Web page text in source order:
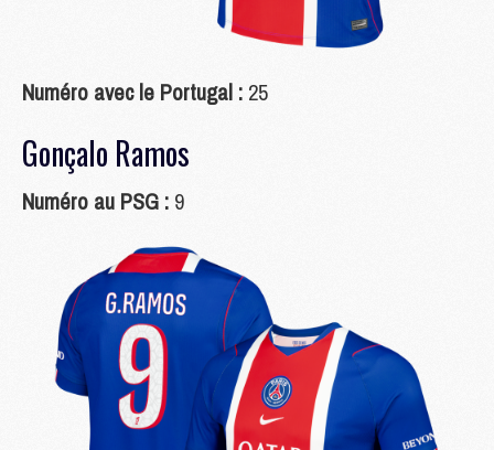
Numéro avec le Portugal : 25
Gonçalo Ramos
Numéro au PSG : 9